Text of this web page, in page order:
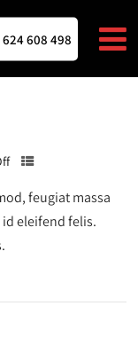
624 608 498
feugiat massa
eleifend felis.